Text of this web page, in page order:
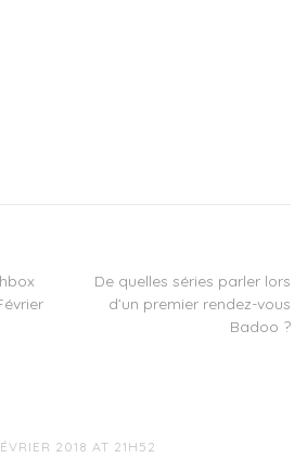
De quelles séries parler lors
d’un premier rendez-vous
Badoo ?
2018 AT 21H52